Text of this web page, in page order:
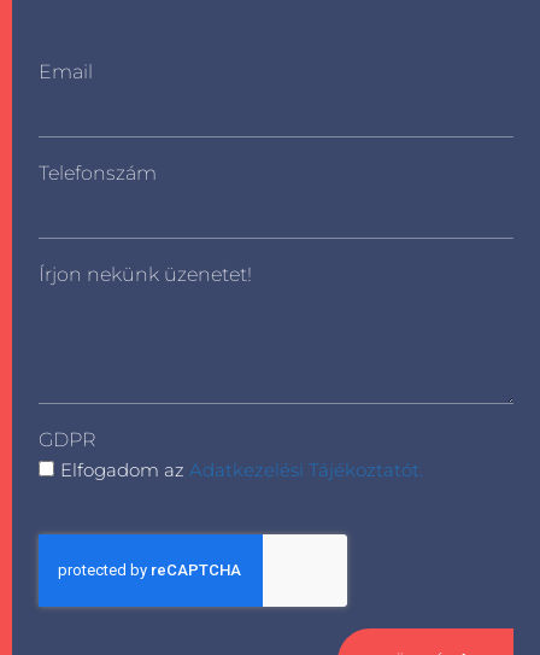
Email
Telefonszám
Írjon nekünk üzenetet!
GDPR
Elfogadom azAdatkezelési Tájékoztatót.